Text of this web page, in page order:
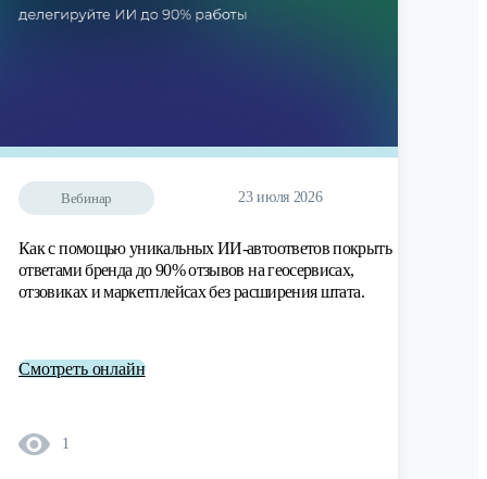
Вебинар 23 июля 2026
Как с помощью уникальных ИИ-автоответов покрыть
ответами бренда до 90% отзывов на геосервисах,
отзовиках и маркетплейсах без расширения штата.
Смотреть онлайн
1